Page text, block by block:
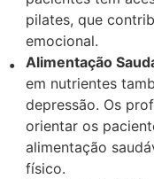
pilates, que
emocional.
Alimentação
em nutrientes
depressão. Os
orientar os
alimentação
físico.